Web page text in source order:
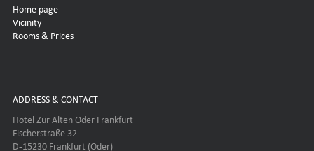
Home page
Vicinity
Rooms & Prices
ADDRESS & CONTACT
Hotel Zur Alten Oder Frankfurt
Fischerstraße 32
D-15230 Frankfurt (Oder)